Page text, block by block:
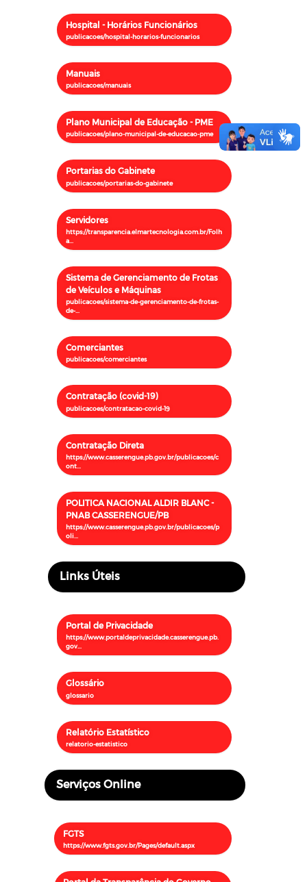
Hospital - Horários Funcionários
Manuais
Plano Municipal de Educação - PME
Portarias do Gabinete
Servidores
Sistema de Gerenciamento de Frotas
de Veículos e Máquinas
Comerciantes
Contratação (covid-19)
Contratação Direta
POLITICA NACIONAL ALDIR BLANC -
PNAB CASSERENGUE/PB
Links Úteis
Portal de Privacidade
Glossário
Relatório Estatístico
Serviços Online
FGTS